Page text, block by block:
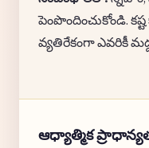
పెంపొందించుకోండి.
వ్యతిరేకంగా ఎవరికీ
ఆధ్యాత్మిక